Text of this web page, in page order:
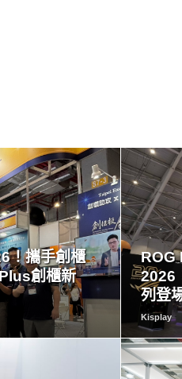
！攜手創櫃
創櫃新
ROG
2026
列登
Kisplay